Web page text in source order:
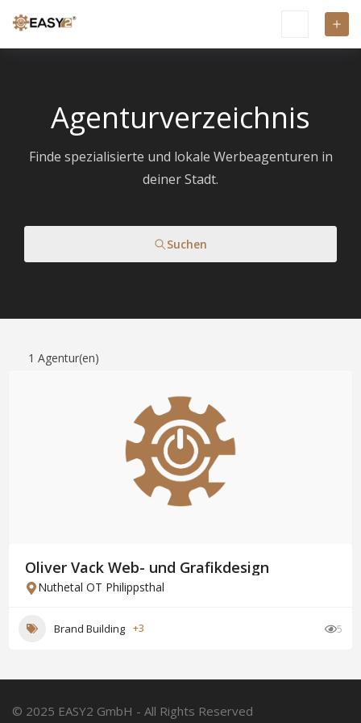
Agenturverzeichnis
Finde spezialisierte und lokale Werbeagenturen in
deiner Stadt.
Suchen
1 Agentur(en)
Oliver Vack Web- und Grafikdesign
Nuthetal OT Philippsthal
Brand Building +3 5
© 2025 EASY2 GmbH - All Rights Reserved